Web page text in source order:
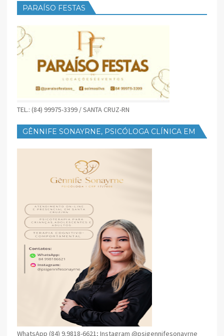
PARAÍSO FESTAS
TEL.: (84) 99975-3399 / SANTA CRUZ-RN
GÊNNIFE SONAYRNE, PSICÓLOGA CLÍNICA EM
WhatsApp (84) 9.9818-6621; Instagram @psigennifesonayrne